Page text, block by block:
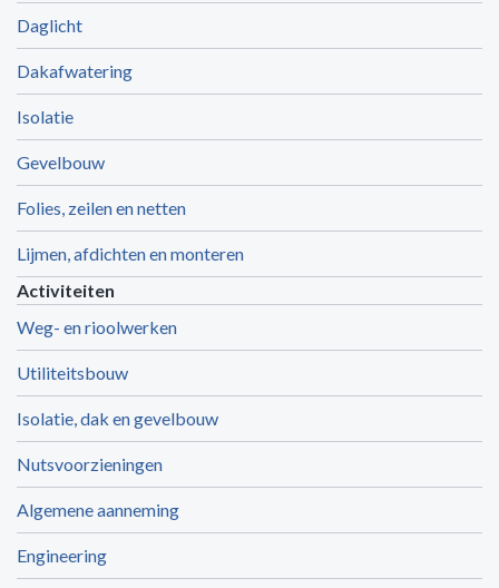
Daglicht
Dakafwatering
Isolatie
Gevelbouw
Folies, zeilen en netten
Lijmen, afdichten en monteren
Activiteiten
Weg- en rioolwerken
Utiliteitsbouw
Isolatie, dak en gevelbouw
Nutsvoorzieningen
Algemene aanneming
Engineering